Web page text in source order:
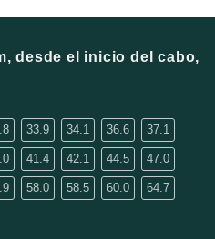
desde el inicio del cabo,
33.9 34.1 36.6 37.1
41.4 42.1 44.5 47.0
58.0 58.5 60.0 64.7